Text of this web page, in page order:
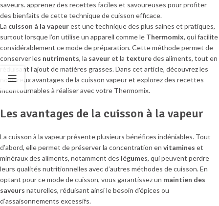
La cuisson à la vapeurest une technique des plus saines et pratiques,
surtout lorsque l’on utilise un appareil comme le Thermomix, qui facilite
considérablement ce mode de préparation. Cette méthode permet de
conserver les nutriments, la saveuret la texturedes aliments, tout en
réduisant l’ajout de matières grasses. Dans cet article, découvrez les
nombreux avantages de la cuisson vapeur et explorez des recettes
incontournables à réaliser avec votre Thermomix.
Les avantages de la cuisson à la vapeur
La cuisson à la vapeur présente plusieurs bénéfices indéniables. Tout
d’abord, elle permet de préserver la concentration en vitamines et
minéraux des aliments, notamment des légumes, qui peuvent perdre
leurs qualités nutritionnelles avec d’autres méthodes de cuisson. En
optant pour ce mode de cuisson, vous garantissez un maintien des
saveurs naturelles, réduisant ainsi le besoin d’épices ou
d’assaisonnements excessifs.